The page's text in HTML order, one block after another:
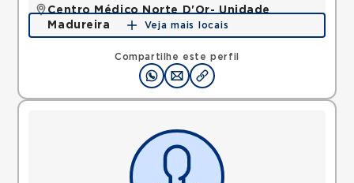
Compartilhe este perfil
Centro Médico Norte D'Or- Unidade
Madureira
Rua Soares Caldeira, Madureira, Rio de Janeiro, RJ,
Mapa
Veja mais locais